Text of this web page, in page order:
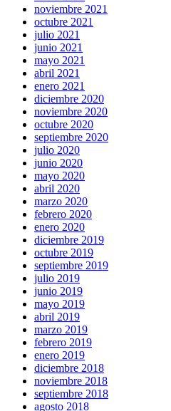
noviembre 2021
octubre 2021
julio 2021
junio 2021
mayo 2021
abril 2021
enero 2021
diciembre 2020
noviembre 2020
octubre 2020
septiembre 2020
julio 2020
junio 2020
mayo 2020
abril 2020
marzo 2020
febrero 2020
enero 2020
diciembre 2019
octubre 2019
septiembre 2019
julio 2019
junio 2019
mayo 2019
abril 2019
marzo 2019
febrero 2019
enero 2019
diciembre 2018
noviembre 2018
septiembre 2018
agosto 2018